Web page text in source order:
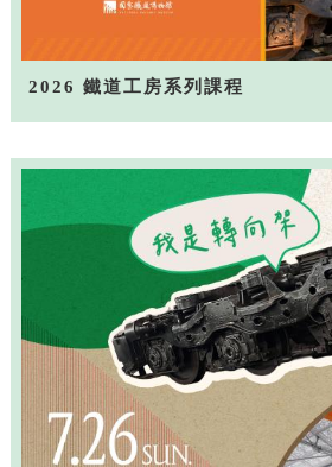
2026 鐵道工房系列課程